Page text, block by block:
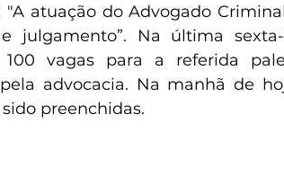
"A atuação do Advogado
julgamento”. Na última
100 vagas para a referida
advocacia. Na manhã de
preenchidas.